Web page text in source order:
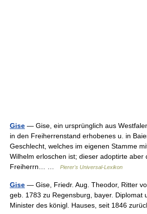
Gise — Gise, ein ursprünglich aus
in den Freiherrenstand erhobenes u. in
Geschlecht, welches im eigenen Stamme
Wilhelm erloschen ist; dieser adoptirte aber
Freiherrn… …
Pierer's Universal-Lexikon
Gise — Gise, Friedr. Aug. Theodor, Ritter
geb. 1783 zu Regensburg, bayer. Diplomat
Minister des königl. Hauses, seit 1846